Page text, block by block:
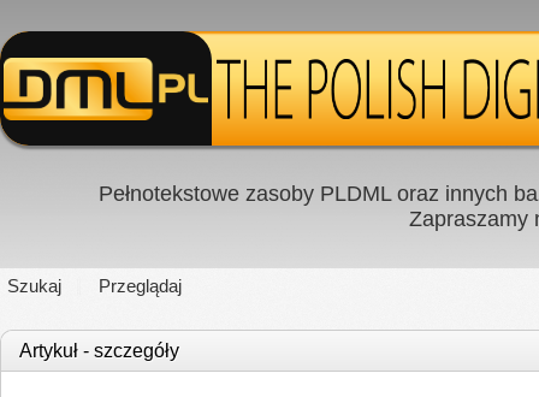
Pełnotekstowe zasoby PLDML oraz innych
Zapraszamy
Szukaj Przeglądaj
Artykuł - szczegóły